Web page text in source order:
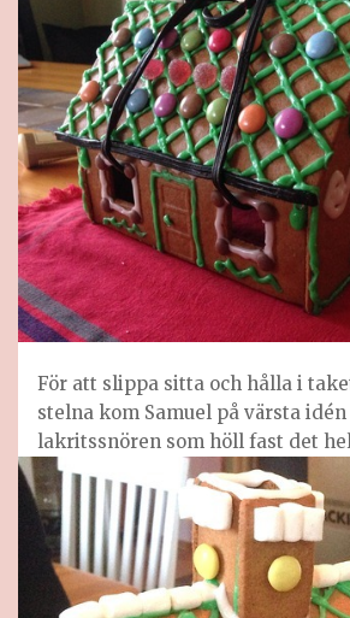
För att slippa sitta och hålla i
stelna kom Samuel på värsta
lakritssnören som höll fast det